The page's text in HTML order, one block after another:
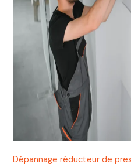
Dépannage réducteur de